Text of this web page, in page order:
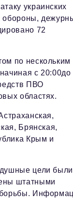
украинских
обороны,
72
по нескольким
с 20:00до
ПВО
областях.
Брянская,
Крым и
цели были
штатными